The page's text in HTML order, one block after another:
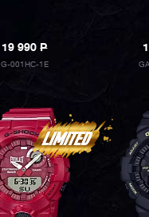
19 990P
G-001HC-1E